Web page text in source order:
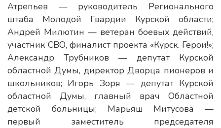
Атрепьев — руководитель Регионального
штаба Молодой Гвардии Курской области;
Андрей Милютин — ветеран боевых действий,
участник СВО, финалист проекта «Курск. Герои!»;
Александр Трубников — депутат Курской
областной Думы, директор Дворца пионеров и
школьников; Игорь Зоря — депутат Курской
областной Думы, главный врач Областной
детской больницы; Марьяш Митусова —
первый заместитель председателя